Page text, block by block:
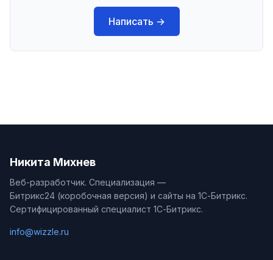
Написать →
Никита Михнев
Веб-разработчик. Специализация —
Битрикс24 (коробочная версия) и сайты на 1С-Битрикс.
Сертифицированный специалист 1С-Битрикс.
info@wizzle.ru